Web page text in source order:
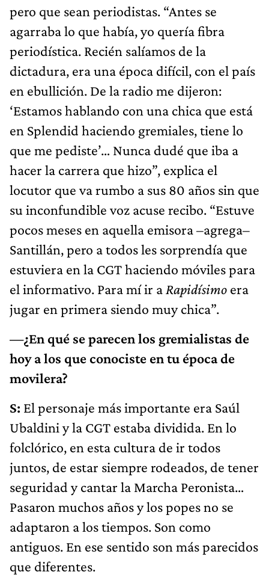
pero que sean periodistas. “Antes se
agarraba lo que había, yo quería fibra
periodística. Recién salíamos de la
dictadura, era una época difícil, con el país
en ebullición. De la radio me dijeron:
‘Estamos hablando con una chica que está
en Splendid haciendo gremiales, tiene lo
que me pediste’… Nunca dudé que iba a
hacer la carrera que hizo”, explica el
locutor que va rumbo a sus 80 años sin que
su inconfundible voz acuse recibo. “Estuve
pocos meses en aquella emisora –agrega–
Santillán, pero a todos les sorprendía que
estuviera en la CGT haciendo móviles para
el informativo. Para mí ir a Rapidísimo era
jugar en primera siendo muy chica”.
—¿En qué se parecen los gremialistas de
hoy a los que conociste en tu época de
movilera?
S: El personaje más importante era Saúl
Ubaldini y la CGT estaba dividida. En lo
folclórico, en esta cultura de ir todos
juntos, de estar siempre rodeados, de tener
seguridad y cantar la Marcha Peronista…
Pasaron muchos años y los popes no se
adaptaron a los tiempos. Son como
antiguos. En ese sentido son más parecidos
que diferentes.